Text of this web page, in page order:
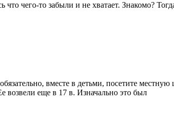
чего-то забыли и не хватает. Знакомо?
вместе в детьми, посетите
возвели еще в 17 в. Изначально это был